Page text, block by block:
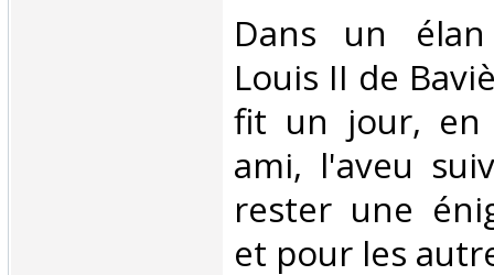
‎Dans un
Louis II de
fit un jour, en
ami, l'aveu
rester une
et pour les